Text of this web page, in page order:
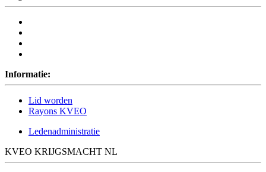
Informatie:
Lid worden
Rayons KVEO
Ledenadministratie
KVEO KRIJGSMACHT NL